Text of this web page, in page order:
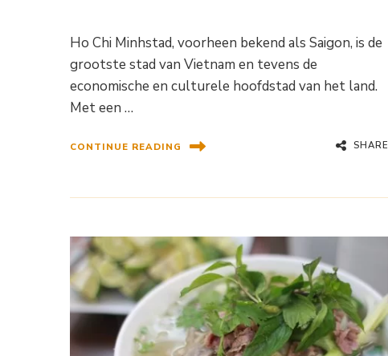
Ho Chi Minhstad, voorheen bekend als Saigon, is de
grootste stad van Vietnam en tevens de
economische en culturele hoofdstad van het land.
Met een …
CONTINUE READING SHARE